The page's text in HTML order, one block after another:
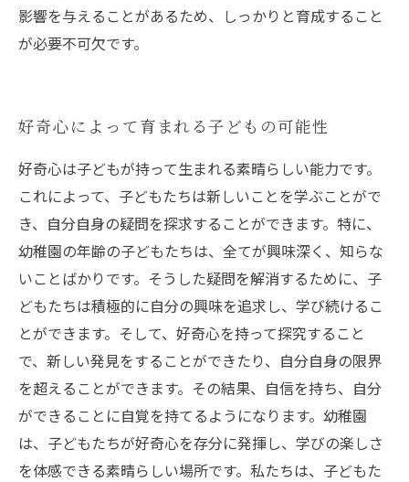
影響を与えることがあるため、しっかりと育成すること
が必要不可欠です。
好奇心によって育まれる子どもの可能性
好奇心は子どもが持って生まれる素晴らしい能力です。
これによって、子どもたちは新しいことを学ぶことがで
き、自分自身の疑問を探求することができます。特に、
幼稚園の年齢の子どもたちは、全てが興味深く、知らな
いことばかりです。そうした疑問を解消するために、子
どもたちは積極的に自分の興味を追求し、学び続けるこ
とができます。そして、好奇心を持って探究すること
で、新しい発見をすることができたり、自分自身の限界
を超えることができます。その結果、自信を持ち、自分
ができることに自覚を持てるようになります。幼稚園
は、子どもたちが好奇心を存分に発揮し、学びの楽しさ
を体感できる素晴らしい場所です。私たちは、子どもた